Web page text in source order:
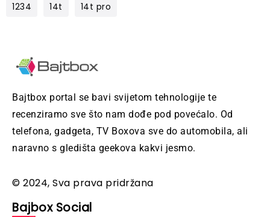
1234
14t 14t pro
Bajtbox portal se bavi svijetom tehnologije te
recenziramo sve što nam dođe pod povećalo. Od
telefona, gadgeta, TV Boxova sve do automobila, ali
naravno s gledišta geekova kakvi jesmo.
© 2024, Sva prava pridržana
Bajbox Social